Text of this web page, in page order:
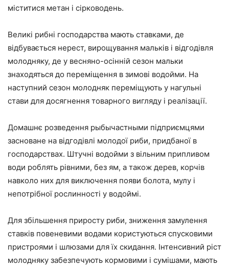
міститися метан і сірководень.
Великі рибні господарства мають ставками, де
відбувається нерест, вирощування мальків і відгодівля
молодняку, де у весняно-осінній сезон мальки
знаходяться до переміщення в зимові водойми. На
наступний сезон молодняк переміщують у нагульні
стави для досягнення товарного вигляду і реалізації.
Домашнє розведення рыбычастными підприємцями
засноване на відгодівлі молодої риби, придбаної в
господарствах. Штучні водойми з вільним припливом
води роблять рівними, без ям, а також дерев, корчів
навколо них для виключення появи болота, мулу і
непотрібної рослинності у водоймі.
Для збільшення приросту риби, зниження замулення
ставків повеневими водами користуються спусковими
пристроями і шлюзами для їх скидання. Інтенсивний ріст
молодняку забезпечують кормовими і сумішами, мають